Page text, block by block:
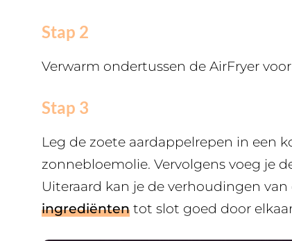
Stap 2
Verwarm ondertussen de AirFryer
Stap 3
Leg de zoete aardappelrepen in een
zonnebloemolie. Vervolgens voeg je
Uiteraard kan je de verhoudingen
ingrediënten tot slot goed door